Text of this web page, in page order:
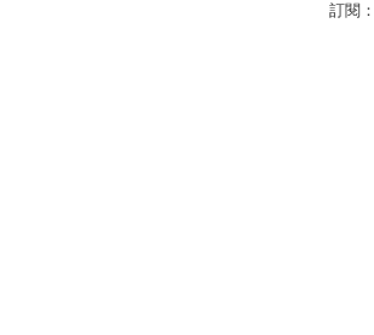
訂閱：